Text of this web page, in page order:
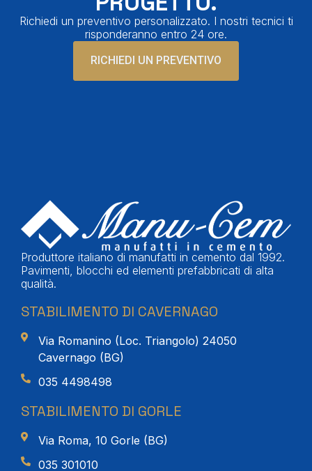
Richiedi un preventivo personalizzato. I nostri tecnici ti
risponderanno entro 24 ore.
RICHIEDI UN PREVENTIVO
Produttore italiano di manufatti in cemento dal 1992.
Pavimenti, blocchi ed elementi prefabbricati di alta
qualità.
STABILIMENTO DI CAVERNAGO
Via Romanino (Loc. Triangolo) 24050
Cavernago (BG)
035 4498498
STABILIMENTO DI GORLE
Via Roma, 10 Gorle (BG)
035 301010